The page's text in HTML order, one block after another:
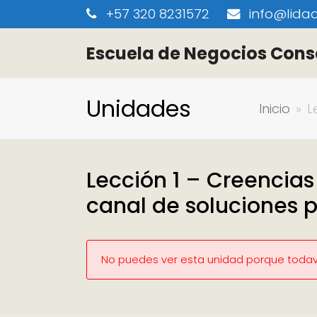
+57 320 8231572
Escuela de Negocios
Unidades Inicio »
Lección 1 –
canal de soluciones
No puedes ver esta unidad porque